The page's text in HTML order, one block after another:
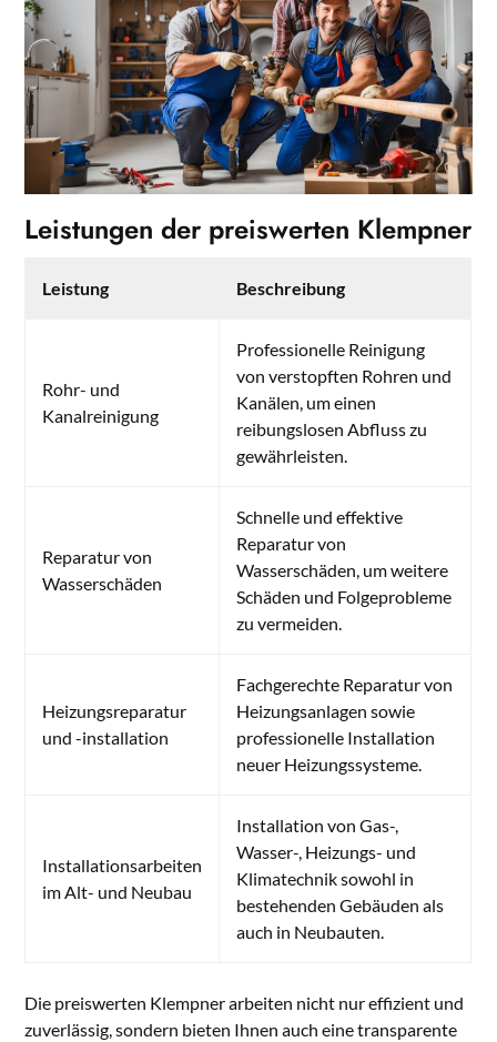
Leistungen der preiswerten Klempner
Leistung Beschreibung
Rohr- und
Kanalreinigung
Professionelle Reinigung
von verstopften Rohren und
Kanälen, um einen
reibungslosen Abfluss zu
gewährleisten.
Reparatur von
Wasserschäden
Schnelle und effektive
Reparatur von
Wasserschäden, um weitere
Schäden und Folgeprobleme
zu vermeiden.
Heizungsreparatur
und -installation
Fachgerechte Reparatur von
Heizungsanlagen sowie
professionelle Installation
neuer Heizungssysteme.
Installationsarbeiten
im Alt- und Neubau
Installation von Gas-,
Wasser-, Heizungs- und
Klimatechnik sowohl in
bestehenden Gebäuden als
auch in Neubauten.
Die preiswerten Klempner arbeiten nicht nur effizient und
zuverlässig, sondern bieten Ihnen auch eine transparente